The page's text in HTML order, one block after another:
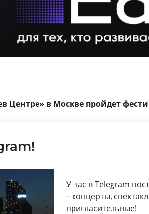
Центре» в Москве пройдет
У нас в Telegram
– концерты,
пригласительные!